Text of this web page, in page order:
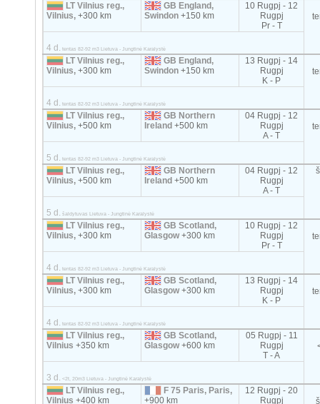
LT Vilnius reg.,
Vilnius,+300 km
GB England,
Swindon+150 km
10 Rugpj - 12
Rugpj
Pr - T
4 d. tentas 82-92 m3 Lietuva - Jungtinė Karalystė
LT Vilnius reg.,
Vilnius,+300 km
GB England,
Swindon+150 km
13 Rugpj - 14
Rugpj
K - P
4 d. tentas 82-92 m3 Lietuva - Jungtinė Karalystė
LT Vilnius reg.,
Vilnius,+500 km
GB Northern
Ireland+500 km
04 Rugpj - 12
Rugpj
A - T
5 d. tentas 82-92 m3 Lietuva - Jungtinė Karalystė
LT Vilnius reg.,
Vilnius,+500 km
GB Northern
Ireland+500 km
04 Rugpj - 12
Rugpj
A - T
5 d. šaldytuvas Lietuva - Jungtinė Karalystė
LT Vilnius reg.,
Vilnius,+300 km
GB Scotland,
Glasgow+300 km
10 Rugpj - 12
Rugpj
Pr - T
4 d. tentas 82-92 m3 Lietuva - Jungtinė Karalystė
LT Vilnius reg.,
Vilnius,+300 km
GB Scotland,
Glasgow+300 km
13 Rugpj - 14
Rugpj
K - P
4 d. tentas 82-92 m3 Lietuva - Jungtinė Karalystė
LT Vilnius reg.,
Vilnius+350 km
GB Scotland,
Glasgow+600 km
05 Rugpj - 11
Rugpj
T - A
3 d. <2t, 20m3 Lietuva - Jungtinė Karalystė
LT Vilnius reg.,
Vilnius+400 km
F 75 Paris, Paris,
+900 km
12 Rugpj - 20
Rugpj